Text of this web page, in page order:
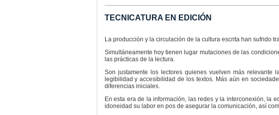
TECNICATURA EN EDICIÓN
La producción y la circulación de la cultura escrita han sufrido
Simultáneamente hoy tienen lugar mutaciones de las
las prácticas de la lectura.
Son justamente los lectores quienes vuelven más
legibilidad y accesibilidad de los textos. Más aún en
diferencias iniciales.
En esta era de la información, las redes y la interconexión, la
idoneidad su labor en pos de asegurar la comunicación, así